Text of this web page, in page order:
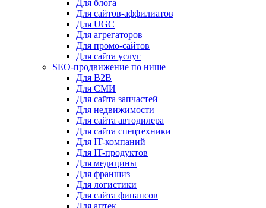
Для блога
Для сайтов-аффилиатов
Для UGC
Для агрегаторов
Для промо-сайтов
Для сайта услуг
SEO-продвижение по нише
Для B2B
Для СМИ
Для сайта запчастей
Для недвижимости
Для сайта автодилера
Для сайта спецтехники
Для IT-компаний
Для IT-продуктов
Для медицины
Для франшиз
Для логистики
Для сайта финансов